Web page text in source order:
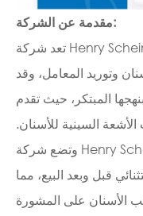
مقدمة عن الشركة:
تعد شركة Henry Schein Dental من الشركات الرائدة
وتوريد المعامل، وقد
بنهجها المبتكر، حيث تقدم
السينية للأسنان.
وتضع شركة Henry Schein Dental احتياجات العملاء على
قبل وبعد البيع، مما
على المشورة